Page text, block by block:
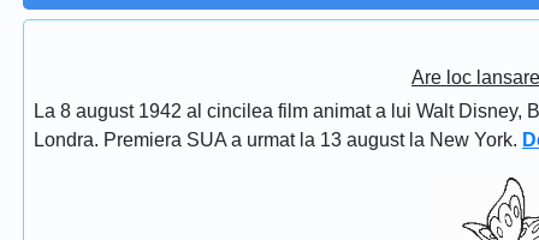
Are loc
La 8 august 1942 al cincilea film animat a lui Walt
Londra. Premiera SUA a urmat la 13 august la New York.